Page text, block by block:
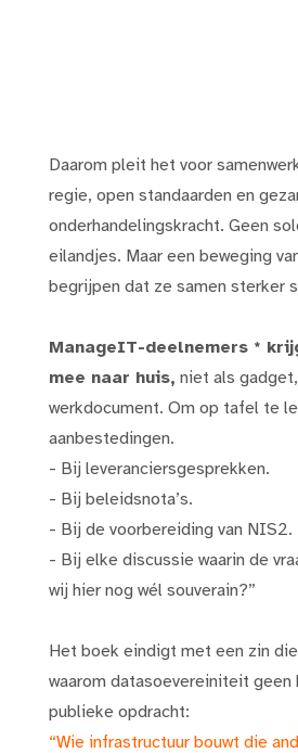
Daarom pleit het voor
regie, open standaarden en
onderhandelingskracht. Geen
eilandjes. Maar een beweging
begrijpen dat ze samen sterker
ManageIT-deelnemers *
mee naar huis, niet als
werkdocument. Om op tafel te
aanbestedingen.
- Bij leveranciersgesprekken.
- Bij beleidsnota’s.
- Bij de voorbereiding van NIS2.
- Bij elke discussie waarin de
wij hier nog wél souverain?”
Het boek eindigt met een zin
waarom datasoevereiniteit geen
publieke opdracht:
“Wie infrastructuur bouwt die